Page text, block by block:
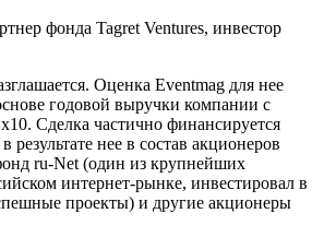
фонда Tagret Ventures, инвестор
Оценка Eventmag для нее
годовой выручки компании с
Сделка частично финансируется
результате нее в состав акционеров
ru-Net (один из крупнейших
интернет-рынке, инвестировал в
проекты) и другие акционеры